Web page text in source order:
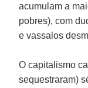
acumulam a
pobres), com
e vassalos
O capitalismo
sequestraram)